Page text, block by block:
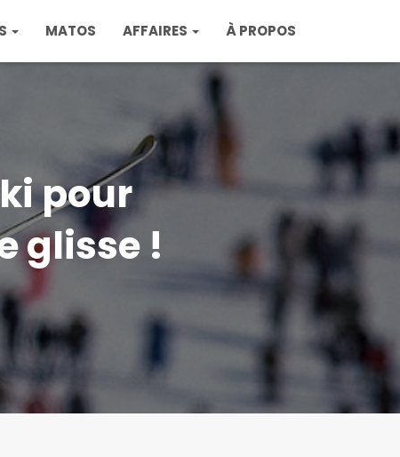
MATOS AFFAIRES À PROPOS
pour
glisse !